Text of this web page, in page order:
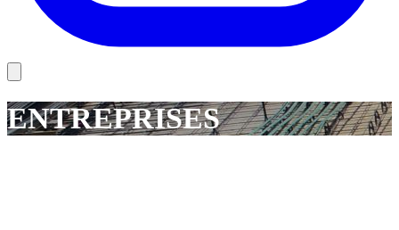
ENTREPRISES